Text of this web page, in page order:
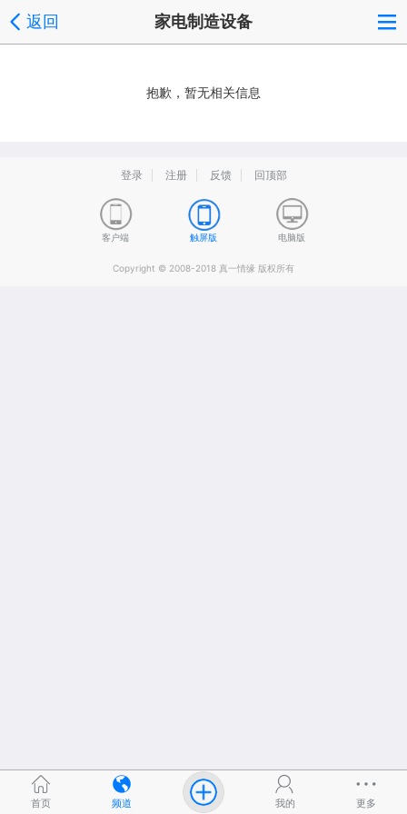
返回 家电制造设备
抱歉，暂无相关信息
登录 注册 反馈 回顶部
客户端 触屏版 电脑版
Copyright © 2008-2018 真一情缘 版权所有
首页 频道 我的 更多